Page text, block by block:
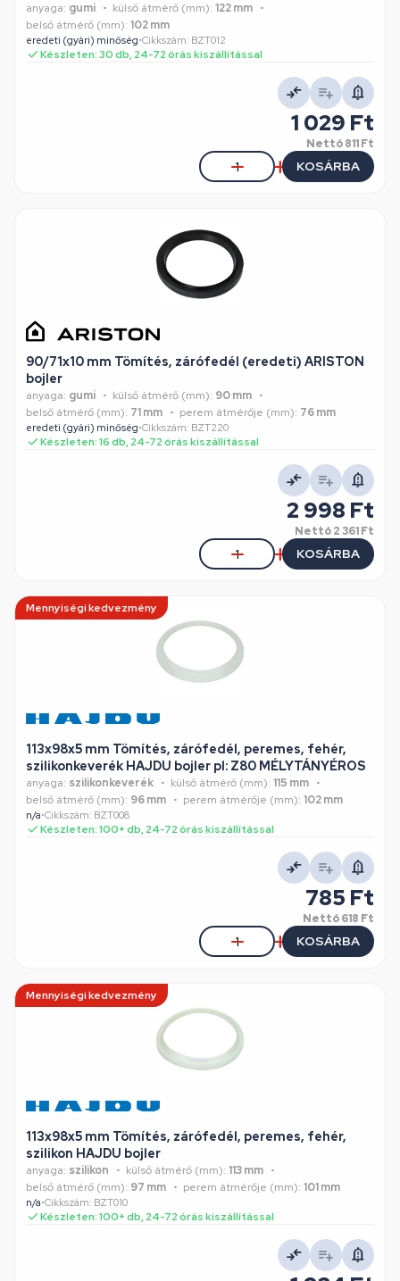
anyaga: gumi külső átmérő (mm): 122 mm
belső átmérő (mm): 102 mm
eredeti (gyári) minőség•Cikkszám: BZT012
Készleten: 30 db, 24-72 órás kiszállítással
1 029 Ft
Nettó811 Ft
KOSÁRBA
90/71x10 mm Tömítés, zárófedél (eredeti) ARISTON
bojler
anyaga: gumi külső átmérő (mm): 90 mm
belső átmérő (mm): 71 mm perem átmérője (mm): 76 mm
eredeti (gyári) minőség•Cikkszám: BZT220
Készleten: 16 db, 24-72 órás kiszállítással
2 998 Ft
Nettó2 361 Ft
KOSÁRBA
Mennyiségi kedvezmény
113x98x5 mm Tömítés, zárófedél, peremes, fehér,
szilikonkeverék HAJDU bojler pl: Z80 MÉLYTÁNYÉROS
anyaga: szilikonkeverék külső átmérő (mm): 115 mm
belső átmérő (mm): 96 mm perem átmérője (mm): 102 mm
n/a•Cikkszám: BZT008
Készleten: 100+ db, 24-72 órás kiszállítással
785 Ft
Nettó618 Ft
KOSÁRBA
Mennyiségi kedvezmény
113x98x5 mm Tömítés, zárófedél, peremes, fehér,
szilikon HAJDU bojler
anyaga: szilikon külső átmérő (mm): 113 mm
belső átmérő (mm): 97 mm perem átmérője (mm): 101 mm
n/a•Cikkszám: BZT010
Készleten: 100+ db, 24-72 órás kiszállítással